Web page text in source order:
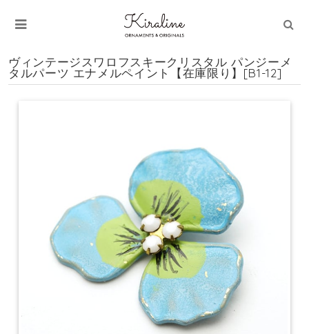
ヴィンテージスワロフスキークリスタル パンジーメ
タルパーツ エナメルペイント【在庫限り】[B1-12]